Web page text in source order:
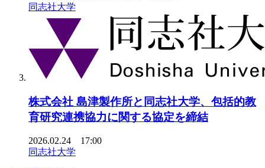
同志社大学
株式会社 島津製作所と同志社大学、包括的教
育研究連携協力に関する協定を締結
2026.02.24 17:00
同志社大学